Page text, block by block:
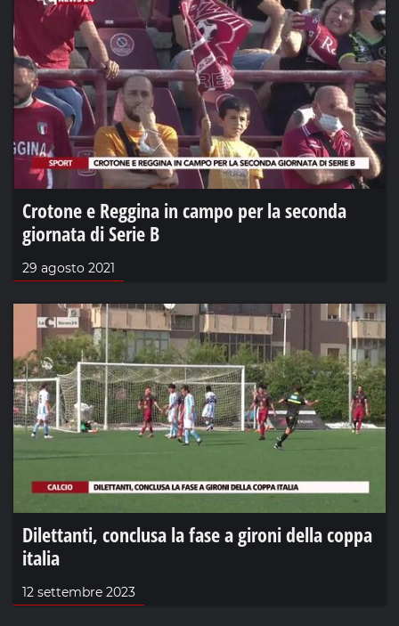
Crotone e Reggina in campo per la seconda
giornata di Serie B
29 agosto 2021
Dilettanti, conclusa la fase a gironi della coppa
italia
12 settembre 2023